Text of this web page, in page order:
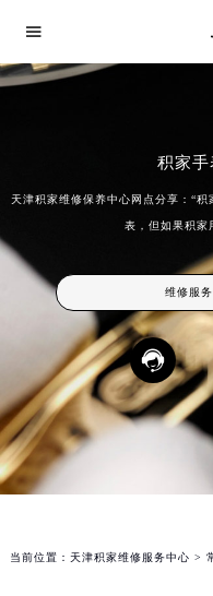

宏伊店
积家
天津积家维修保养中心网点分享：“
表，但如果积家
维修服

当前位置： 天津积家维修服务中心 >